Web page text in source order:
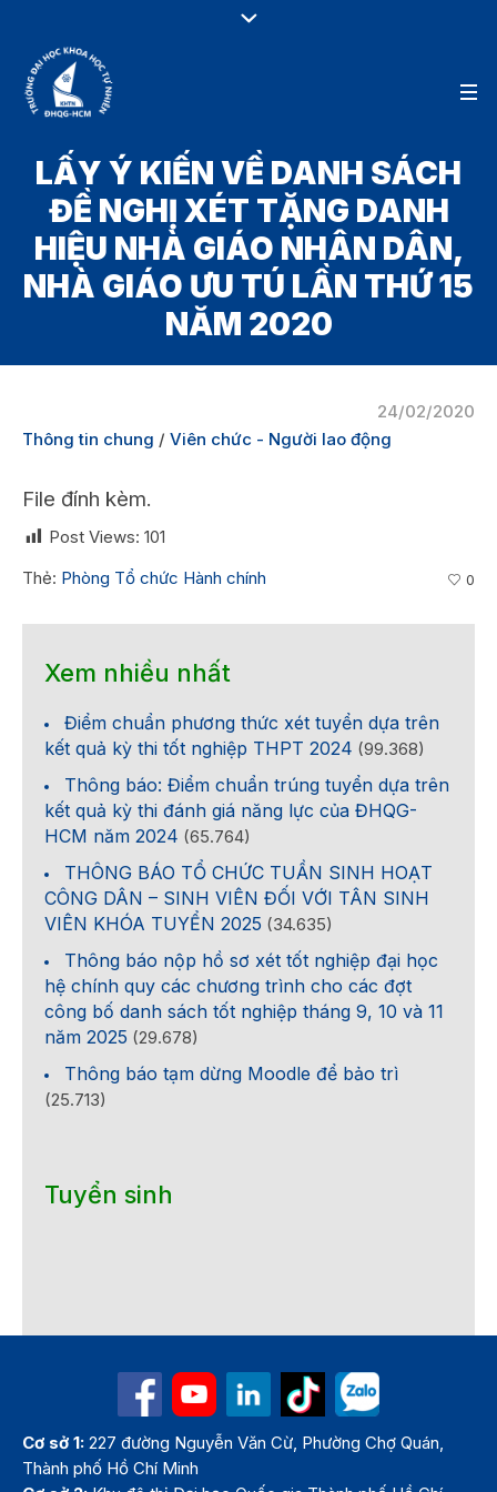
LẤY Ý KIẾN VỀ DANH SÁCH
ĐỀ NGHỊ XÉT TẶNG DANH
HIỆU NHÀ GIÁO NHÂN DÂN,
NHÀ GIÁO ƯU TÚ LẦN THỨ 15
NĂM 2020
24/02/2020
Thông tin chung / Viên chức - Người lao động
File đính kèm.
Post Views: 101
Thẻ: Phòng Tổ chức Hành chính 0
Xem nhiều nhất
Điểm chuẩn phương thức xét tuyển dựa trên
kết quả kỳ thi tốt nghiệp THPT 2024 (99.368)
Thông báo: Điểm chuẩn trúng tuyển dựa trên
kết quả kỳ thi đánh giá năng lực của ĐHQG-
HCM năm 2024 (65.764)
THÔNG BÁO TỔ CHỨC TUẦN SINH HOẠT
CÔNG DÂN – SINH VIÊN ĐỐI VỚI TÂN SINH
VIÊN KHÓA TUYỂN 2025 (34.635)
Thông báo nộp hồ sơ xét tốt nghiệp đại học
hệ chính quy các chương trình cho các đợt
công bố danh sách tốt nghiệp tháng 9, 10 và 11
năm 2025 (29.678)
Thông báo tạm dừng Moodle để bảo trì
(25.713)
Tuyển sinh
Cơ sở 1: 227 đường Nguyễn Văn Cừ, Phường Chợ Quán,
Thành phố Hồ Chí Minh